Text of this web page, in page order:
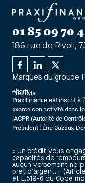
01 85 09 70
186 rue de Rivoli,
Marques du groupe
Alterfi
Trésovia
PraxiFinance est inscrit à
exerce son activité dans
l'ACPR (Autorité de
Président : Éric Cazaux-
« Un crédit vous
capacités de
Aucun versement ne
prêt d’argent. »
et L.519-6 du Code